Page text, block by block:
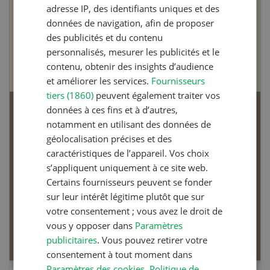
Personnes morales dans l’agriculture
Dossier Personnes morales dans
l’agriculture
Changement de forme juridique : que signifie-t-il
pour l’entreprise et dans quels cas est-il judicieux
d’en opérer un ?
EN SAVOIR PLUS
adresse IP, des identifiants uniques et des
données de navigation, afin de proposer
des publicités et du contenu
personnalisés, mesurer les publicités et le
contenu, obtenir des insights d’audience
et améliorer les services. Fournisseurs
tiers (1860) peuvent également traiter vos
données à ces fins et à d’autres,
notamment en utilisant des données de
géolocalisation précises et des
caractéristiques de l’appareil. Vos choix
s’appliquent uniquement à ce site web.
Certains fournisseurs peuvent se fonder
sur leur intérêt légitime plutôt que sur
votre consentement ; vous avez le droit de
vous y opposer dans Paramètres
publicitaires. Vous pouvez retirer votre
consentement à tout moment dans